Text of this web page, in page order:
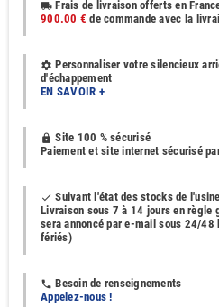
local_shipping Frais de livraison offerts en
900.00 € de commande avec la
settings Personnaliser votre silencieux
d'échappement
EN SAVOIR +
https Site 100 % sécurisé
Paiement et site internet sécurisé
done Suivant l'état des stocks de
Livraison sous 7 à 14 jours en règle
sera annoncé par e-mail sous 24/48
fériés)
phone Besoin de renseignements
Appelez-nous !